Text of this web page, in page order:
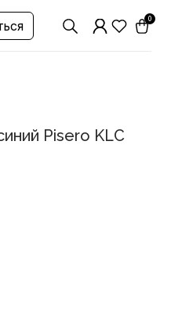
0
Pisero KLC